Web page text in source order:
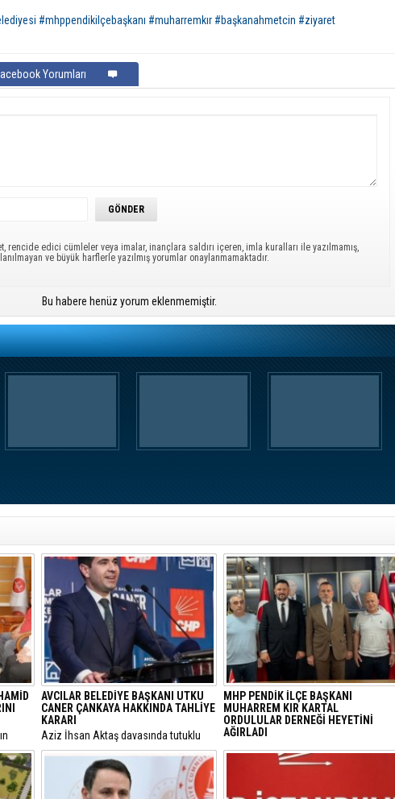
#mhppendikilçebaşkanı #muharremkır #başkanahmetcin #ziyaret
Yorumları
rencide edici cümleler veya imalar, inançlara saldırı içeren, imla kuralları ile yazılmamış,
ve büyük harflerle yazılmış yorumlar onaylanmamaktadır.
Bu habere henüz yorum eklenmemiştir.
AVCILAR BELEDİYE BAŞKANI UTKU
CANER ÇANKAYA HAKKINDA TAHLİYE
KARARI
​Aziz İhsan Aktaş davasında tutuklu
yargılanan Avcılar Belediye Başkanı
Utku Caner Çaykara ile Seyhan
Belediyesi Temizlik İşleri Müdürü
Özcan Zenger için tahliye kararı çıktı.
MHP PENDİK İLÇE BAŞKANI
MUHARREM KIR KARTAL
ORDULULAR DERNEĞİ HEYETİNİ
AĞIRLADI
​Milliyetçi Hareket Partisi (MHP) Pendik
İlçe Başkanlığı, bölgedeki sivil toplum